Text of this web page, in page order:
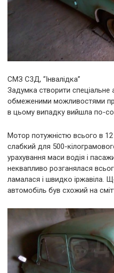
СМЗ С3Д, “Інвалідка”
Задумка створити
обмеженими можливостями
в цьому випадку вийшла по-
Мотор потужністю всього в 12
слабкий для 500-
урахування маси водія і
неквапливо розганялася
ламалася і швидко іржавіла.
автомобіль був схожий на